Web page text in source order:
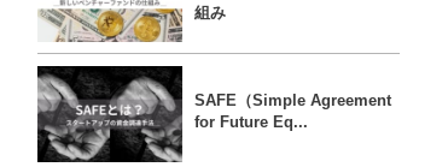
組み
SAFE（Simple Agreement
for Future Eq...